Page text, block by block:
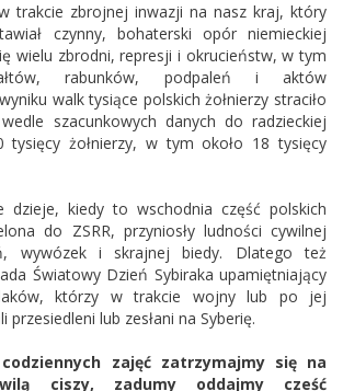
trakcie zbrojnej inwazji na nasz kraj, który
czynny, bohaterski opór niemieckiej
wielu zbrodni, represji i okrucieństw, w tym
rabunków, podpaleń i aktów
walk tysiące polskich żołnierzy straciło
szacunkowych danych do radzieckiej
tysięcy żołnierzy, w tym około 18 tysięcy
dzieje, kiedy to wschodnia część polskich
do ZSRR, przyniosły ludności cywilnej
wywózek i skrajnej biedy. Dlatego też
Światowy Dzień Sybiraka upamiętniający
którzy w trakcie wojny lub po jej
przesiedleni lub zesłani na Syberię.
zajęć zatrzymajmy się na
ciszy, zadumy oddajmy cześć